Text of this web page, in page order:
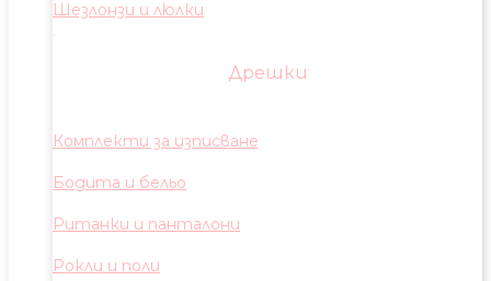
Шезлонзи и люлки
Дрешки
Комплекти за изписване
Бодита и бельо
Ританки и панталони
Рокли и поли